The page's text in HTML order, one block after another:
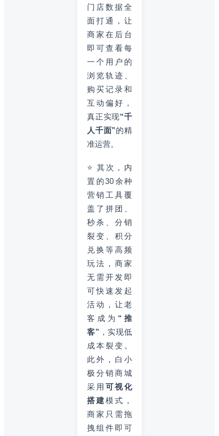
门店数据全
面打通，让
商家在后台
即可查看每
一个用户的
浏览轨迹、
购买记录和
互动偏好，
真正实现“千
人千面”的精
准运营。
⭐ 其次，内
置的30余种
营销工具覆
盖了拼团、
秒杀、分销
裂变、积分
兑换等高频
玩法，商家
无需开发即
可快速发起
活动，让老
客成为 “推
客” ，实现低
成本裂变。
此外，白小
极分销商城
采用 可视化
搭建模式，
商家只需拖
拽组件即可